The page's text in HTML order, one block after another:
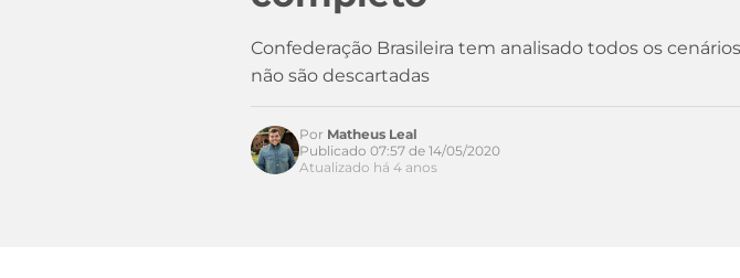
Confederação Brasileira tem analisado todos os
não são descartadas
Acesse o perfil do autor
Por Matheus Leal
Publicado 07:57 de 14/05/2020
Atualizado há 4 anos